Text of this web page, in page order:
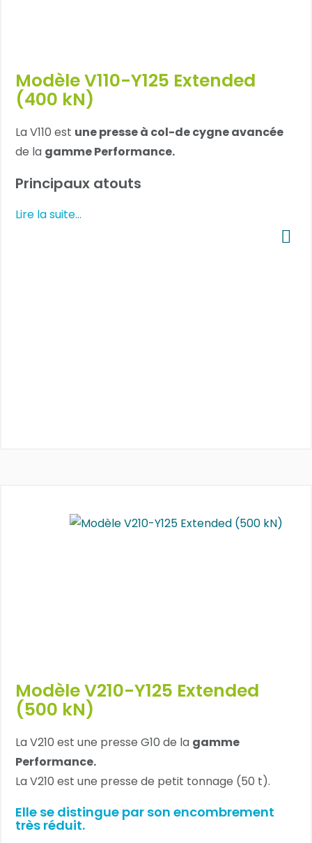
Modèle V110-Y125 Extended
(400 kN)
La V110 est une presse à col-de cygne avancée
de la gamme Performance.
Principaux atouts
Lire la suite...
Modèle V210-Y125 Extended
(500 kN)
La V210 est une presse G10 de la gamme
Performance.
La V210 est une presse de petit tonnage (50 t).
Elle se distingue par son encombrement
très réduit.